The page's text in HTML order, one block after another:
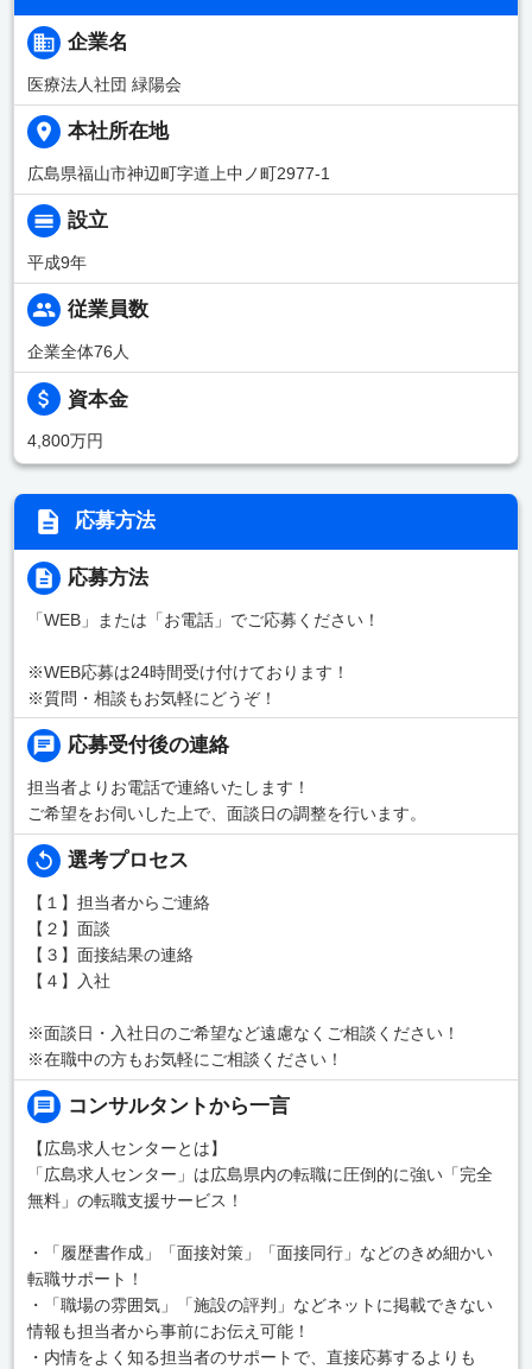
企業名
医療法人社団 緑陽会
本社所在地
広島県福山市神辺町字道上中ノ町2977-1
設立
平成9年
従業員数
企業全体76人
資本金
4,800万円
応募方法
応募方法
「WEB」または「お電話」でご応募ください！
※WEB応募は24時間受け付けております！
※質問・相談もお気軽にどうぞ！
応募受付後の連絡
担当者よりお電話で連絡いたします！
ご希望をお伺いした上で、面談日の調整を行います。
選考プロセス
【１】担当者からご連絡
【２】面談
【３】面接結果の連絡
【４】入社
※面談日・入社日のご希望など遠慮なくご相談ください！
※在職中の方もお気軽にご相談ください！
コンサルタントから一言
【広島求人センターとは】
「広島求人センター」は広島県内の転職に圧倒的に強い「完全
無料」の転職支援サービス！
・「履歴書作成」「面接対策」「面接同行」などのきめ細かい
転職サポート！
・「職場の雰囲気」「施設の評判」などネットに掲載できない
情報も担当者から事前にお伝え可能！
・内情をよく知る担当者のサポートで、直接応募するよりも